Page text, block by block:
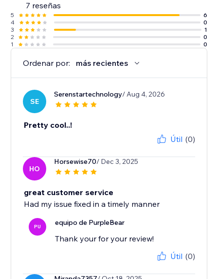
7 reseñas
5
6
4
0
3
1
2
0
1
0
Ordenar por: más recientes
SE
Serenstartechnology/ Aug 4, 2026
Pretty cool..!
Útil (0)
HO
Horsewise70/ Dec 3, 2025
great customer service
Had my issue fixed in a timely manner
PU equipo de PurpleBear
Thank your for your review!
Útil (0)